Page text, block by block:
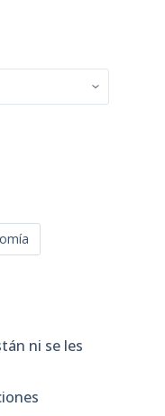
ni se les